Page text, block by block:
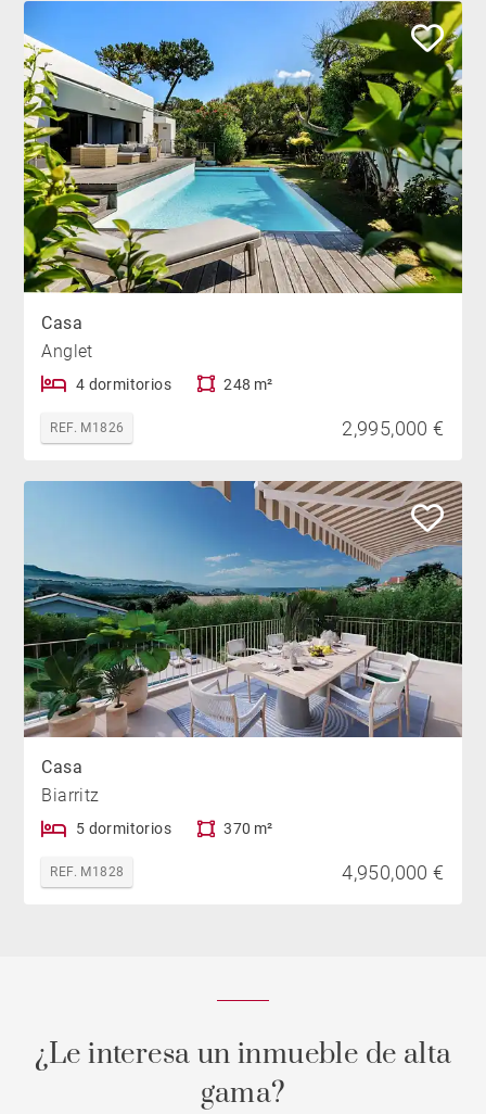
Casa
Anglet
4 dormitorios 248 m²
REF. M1826 2,995,000 €
Casa
Biarritz
5 dormitorios 370 m²
REF. M1828 4,950,000 €
¿Le interesa un inmueble de alta
gama?